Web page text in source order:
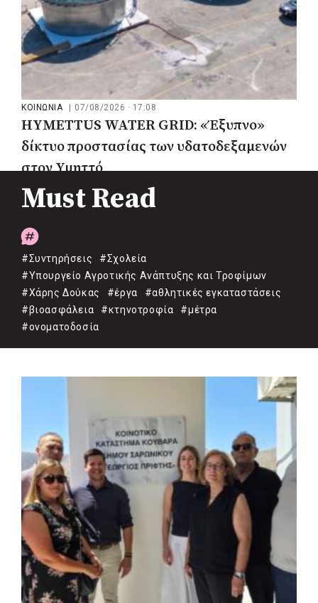
ΚΟΙΝΩΝΙΑ | 07/08/2026 · 17:08
HYMETTUS WATER GRID: «Έξυπνο»
δίκτυο προστασίας των υδατοδεξαμενών
στον Υμηττό
Must Read
#Συντηρήσεις
#Σχολεία
#Υπουργείο Αγροτικής Ανάπτυξης και Τροφίμων
#Χάρης Δούκας
#έργα
#αθλητικές εγκαταστάσεις
#βιοασφάλεια
#κτηνοτροφία
#μέτρα
#ονοματοδοσία